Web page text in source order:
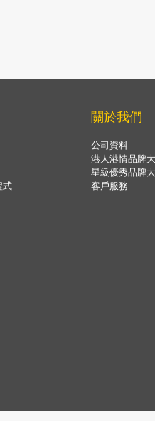
式
關於我們
公司資料
港人港情品牌
星級優秀品牌
客戶服務